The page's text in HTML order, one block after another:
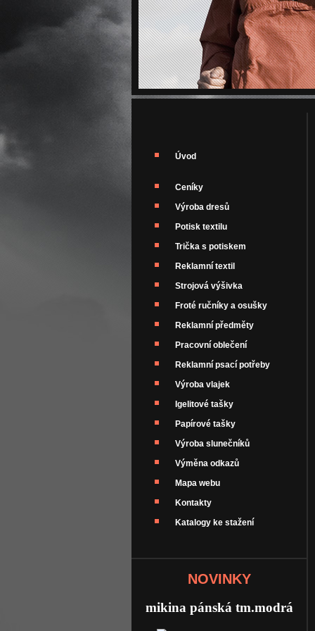
Úvod
Ceníky
Výroba dresů
Potisk textilu
Trička s potiskem
Reklamní textil
Strojová výšivka
Froté ručníky a osušky
Reklamní předměty
Pracovní oblečení
Reklamní psací potřeby
Výroba vlajek
Igelitové tašky
Papírové tašky
Výroba slunečníků
Výměna odkazů
Mapa webu
Kontakty
Katalogy ke stažení
NOVINKY
mikina pánská tm.modrá